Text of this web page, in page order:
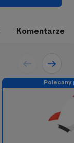
Komentarze
Polecany